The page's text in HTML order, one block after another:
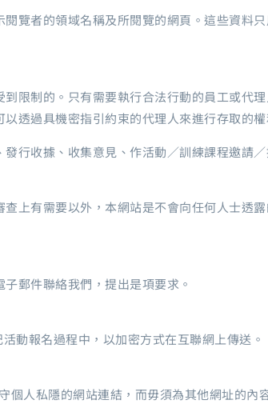
覽者的領域名稱及所閱覽的網頁。這些資料
限制的。只有需要執行合法行動的員工或代
透過具機密指引約束的代理人來進行存取的權
行收據、收集意見、作活動／訓練課程邀請／
上有需要以外，本網站是不會向任何人士透
郵件聯絡我們，提出是項要求。
動報名過程中，以加密方式在互聯網上傳送。
人私隱的網站連結，而毋須為其他網址的內